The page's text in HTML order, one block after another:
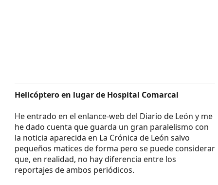
Helicóptero en lugar de Hospital Comarcal
He entrado en el enlance-web del Diario de León y me
he dado cuenta que guarda un gran paralelismo con
la noticia aparecida en La Crónica de León salvo
pequeños matices de forma pero se puede considerar
que, en realidad, no hay diferencia entre los
reportajes de ambos periódicos.